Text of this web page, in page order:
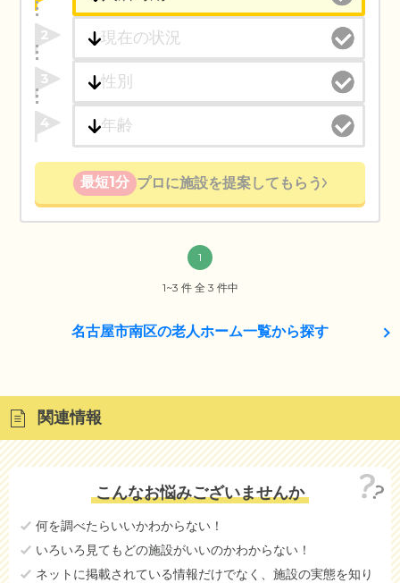
2
3
4
最短1分 プロに施設を提案してもらう
1
1~3 件 全 3 件中
名古屋市南区の老人ホーム一覧から探す
関連情報
こんなお悩みございませんか
何を調べたらいいかわからない！
いろいろ見てもどの施設がいいのかわからない！
ネットに掲載されている情報だけでなく、施設の実態を知り